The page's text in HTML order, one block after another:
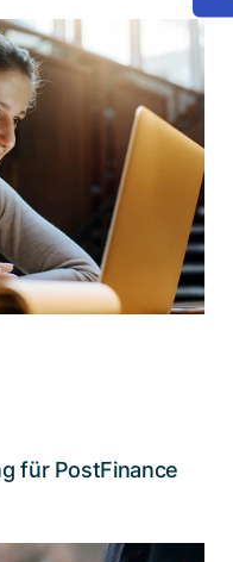
die Zahl der
verdoppelt
Lösung, die den
vereinfacht
und Gerätekosten
reduziert
Lesen Sie die Story
für PostFinance